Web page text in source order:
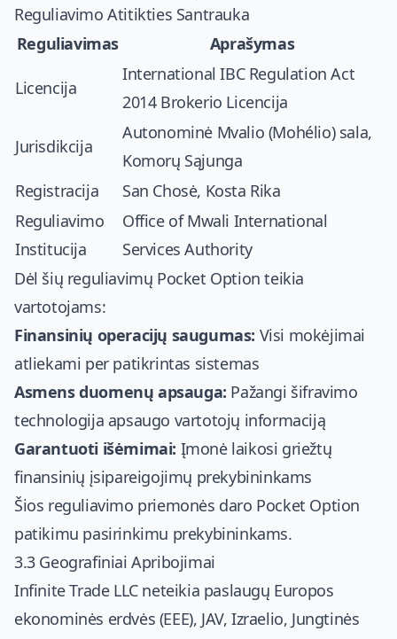
Reguliavimo Atitikties Santrauka
Reguliavimas
Aprašymas
Licencija
International IBC Regulation Act
2014 Brokerio Licencija
Jurisdikcija
Autonominė Mvalio (Mohélio) sala,
Komorų Sąjunga
Registracija
San Chosė, Kosta Rika
Reguliavimo
Institucija
Office of Mwali International
Services Authority
Dėl šių reguliavimų Pocket Option teikia
vartotojams:
Finansinių operacijų saugumas: Visi mokėjimai
atliekami per patikrintas sistemas
Asmens duomenų apsauga: Pažangi šifravimo
technologija apsaugo vartotojų informaciją
Garantuoti išėmimai: Įmonė laikosi griežtų
finansinių įsipareigojimų prekybininkams
Šios reguliavimo priemonės daro Pocket Option
patikimu pasirinkimu prekybininkams.
3.3 Geografiniai Apribojimai
Infinite Trade LLC neteikia paslaugų Europos
ekonominės erdvės (EEE), JAV, Izraelio, Jungtinės